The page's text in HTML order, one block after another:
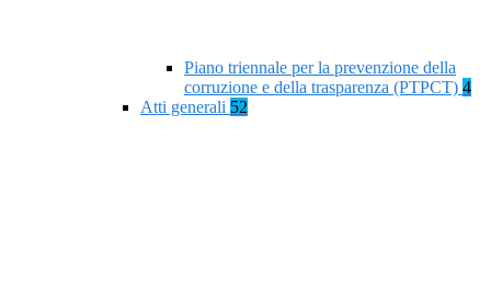
Piano triennale per la prevenzione della
corruzione e della trasparenza (PTPCT) 4
Atti generali 52